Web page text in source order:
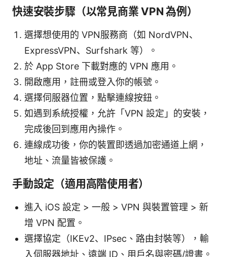
快速安裝步驟（以常見商業 VPN 為例）
選擇想使用的 VPN服務商（如 NordVPN、
ExpressVPN、Surfshark 等）。
於 App Store 下載對應的 VPN 應用。
開啟應用，註冊或登入你的帳號。
選擇伺服器位置，點擊連線按鈕。
如遇到系統授權，允許「VPN 設定」的安裝，
完成後回到應用內操作。
連線成功後，你的裝置即透過加密通道上網，
地址、流量皆被保護。
手動設定（適用高階使用者）
進入 iOS 設定 > 一般 > VPN 與裝置管理 > 新
增 VPN 配置。
選擇協定（IKEv2、IPsec、路由封裝等），輸
入伺服器地址、遠端 ID、用戶名與密碼/證書。